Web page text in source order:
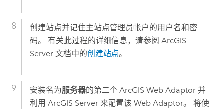
创建站点并记住主站点管理员帐户的用户名和密
码。 有关此过程的详细信息，请参阅 ArcGIS
Server文档中的创建站点。
安装名为服务器的第二个 ArcGIS Web Adaptor并
利用 ArcGIS Server来配置该 Web Adaptor。 将使